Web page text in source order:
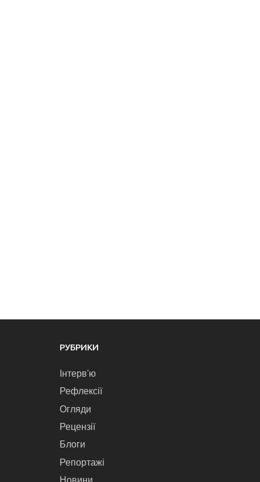
РУБРИКИ
Інтерв'ю
Рефлексії
Огляди
Рецензії
Блоги
Репортажі
Новини